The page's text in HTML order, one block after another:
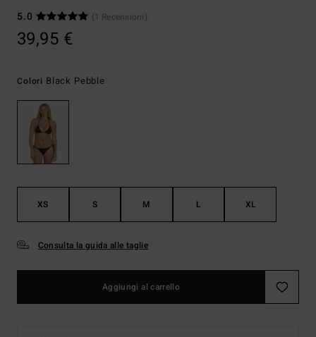
5.0
(1 Recensioni)
39,95 €
Colori Black Pebble
XS S M L XL
Consulta la guida alle taglie
Aggiungi al carrello